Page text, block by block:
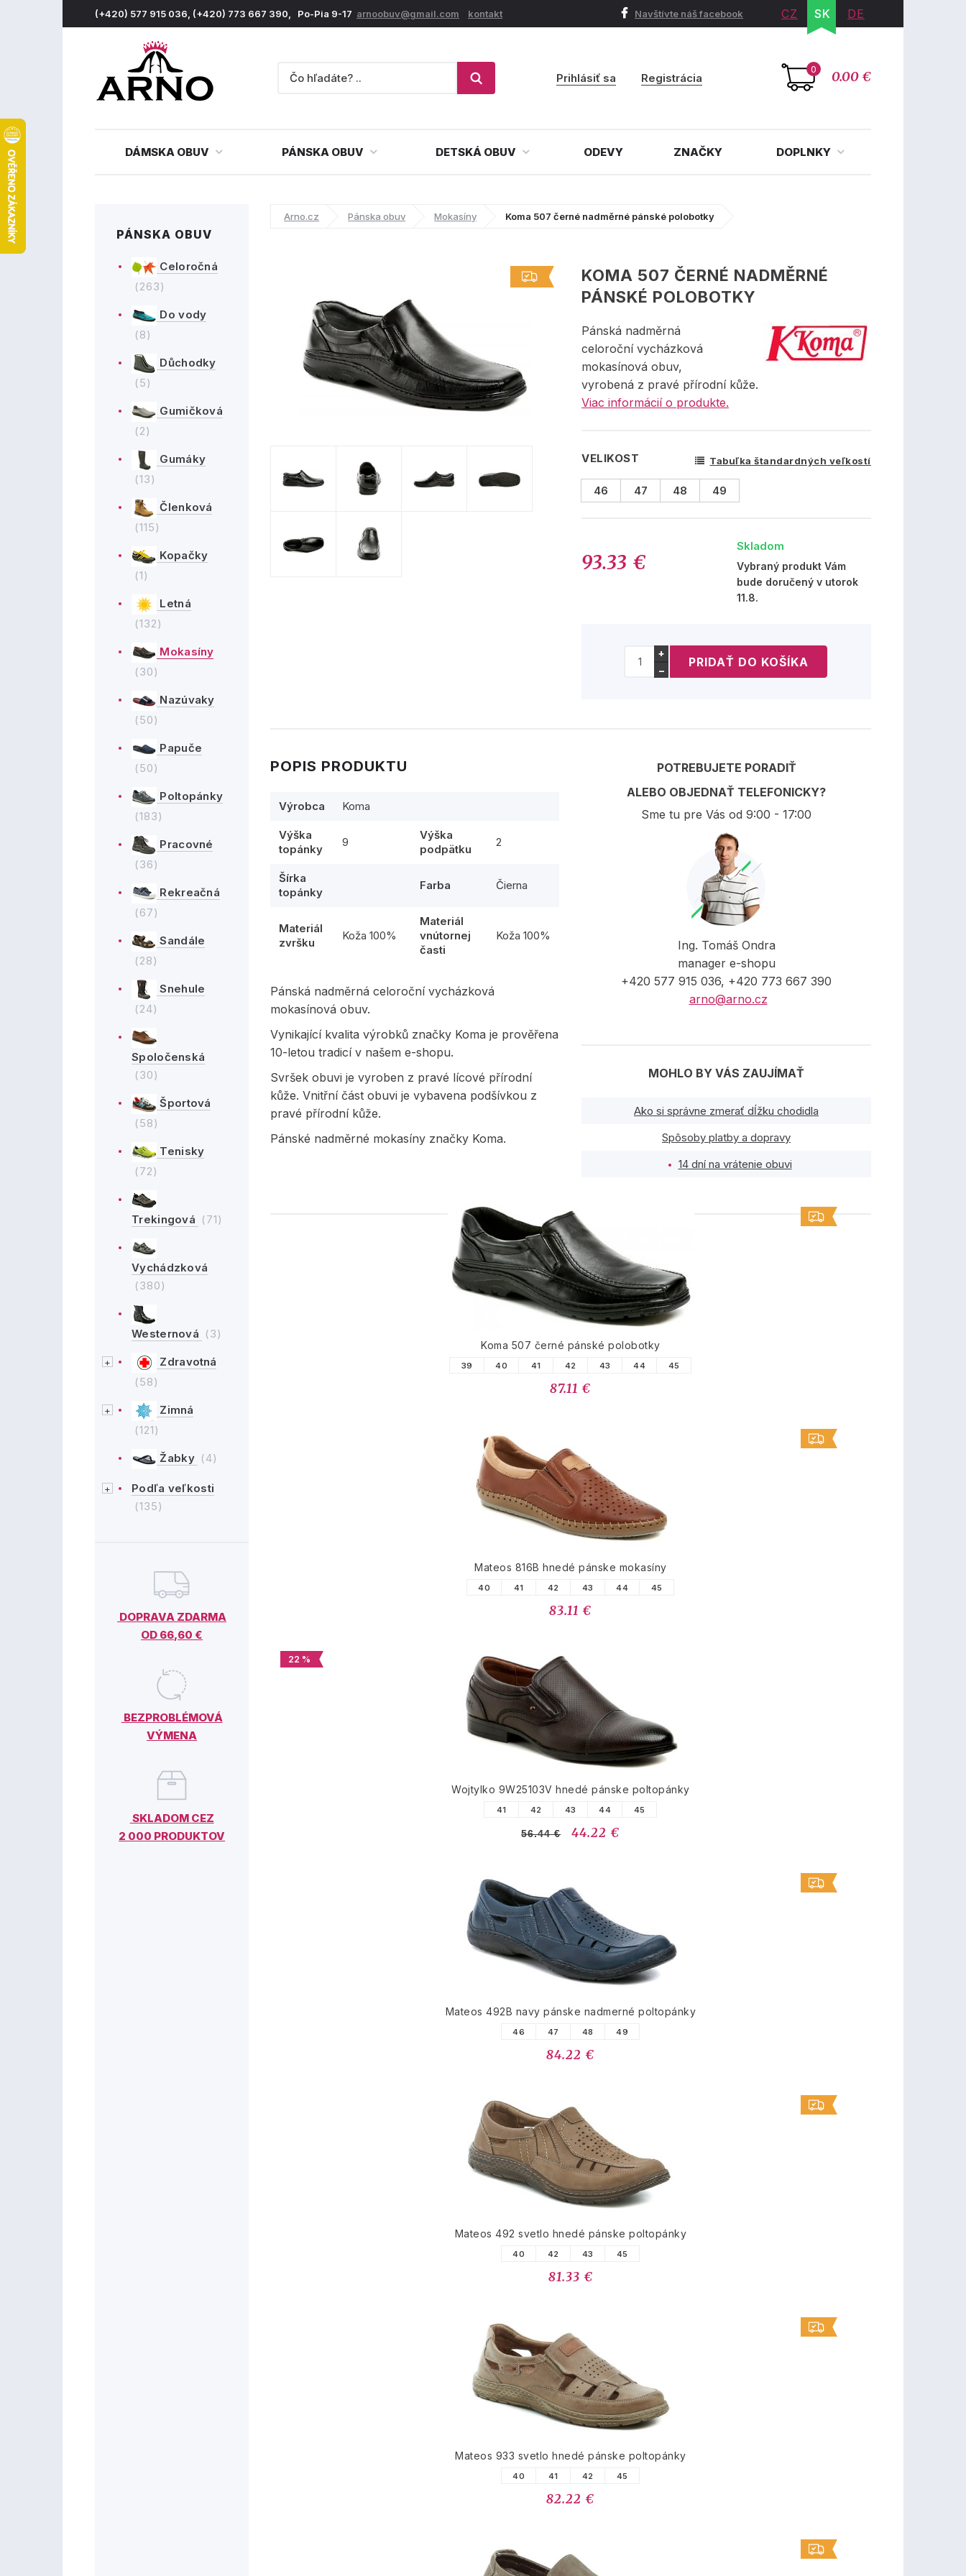
(+420) 577 915 036, (+420) 773 667 390, Po-Pia 9-17 arnoobuv@gmail.com kontakt Navštívte náš facebook CZ SK DE
0 0.00 €
Prihlásiť sa Registrácia
DÁMSKA OBUV PÁNSKA OBUV DETSKÁ OBUV ODEVY ZNAČKY DOPLNKY
PÁNSKA OBUV
Celoročná
(263)
Do vody
(8)
Důchodky
(5)
Gumičková
(2)
Gumáky
(13)
Členková
(115)
Kopačky
(1)
Letná
(132)
Mokasíny
(30)
Nazúvaky
(50)
Papuče
(50)
Poltopánky
(183)
Pracovné
(36)
Rekreačná
(67)
Sandále
(28)
Snehule
(24)
Spoločenská
(30)
Športová
(58)
Tenisky
(72)
Trekingová (71)
Vychádzková
(380)
Westernová (3)
Zdravotná
(58)
Zimná
(121)
Žabky (4)
Podľa veľkosti
(135)
DOPRAVA ZDARMA
OD 66,60 €
BEZPROBLÉMOVÁ
VÝMENA
SKLADOM CEZ
2 000 PRODUKTOV
Arno.cz Pánska obuv Mokasíny Koma 507 černé nadměrné pánské polobotky
KOMA 507 ČERNÉ NADMĚRNÉ
PÁNSKÉ POLOBOTKY
Pánská nadměrná
celoroční vycházková
mokasínová obuv,
vyrobená z pravé přírodní kůže.
Viac informácií o produkte.
VELIKOST Tabuľka štandardných veľkostí
46 47 48 49
93.33 €
Skladom
Vybraný produkt Vám
bude doručený v utorok
11.8.
+
−
POPIS PRODUKTU
Výrobca Koma
Výška
topánky
9
Výška
podpätku
2
Šírka
topánky
Farba Čierna
Materiál
zvršku
Koža 100%
Materiál
vnútornej
časti
Koža 100%
Pánská nadměrná celoroční vycházková
mokasínová obuv.
Vynikající kvalita výrobků značky Koma je prověřena
10-letou tradicí v našem e-shopu.
Svršek obuvi je vyroben z pravé lícové přírodní
kůže. Vnitřní část obuvi je vybavena podšívkou z
pravé přírodní kůže.
Pánské nadměrné mokasíny značky Koma.
POTREBUJETE PORADIŤ
ALEBO OBJEDNAŤ TELEFONICKY?
Sme tu pre Vás od 9:00 - 17:00
Ing. Tomáš Ondra
manager e-shopu
+420 577 915 036, +420 773 667 390
arno@arno.cz
MOHLO BY VÁS ZAUJÍMAŤ
Ako si správne zmerať dĺžku chodidla
Spôsoby platby a dopravy
14 dní na vrátenie obuvi
PODOBNÉ PRODUKTY
Koma 507 černé pánské polobotky
39 40 41 42 43 44 45
87.11 €
Mateos 816B hnedé pánske mokasíny
40 41 42 43 44 45
83.11 €
22 %
Wojtylko 9W25103V hnedé pánske poltopánky
41 42 43 44 45
56.44 € 44.22 €
Mateos 492B navy pánske nadmerné poltopánky
46 47 48 49
84.22 €
Mateos 492 svetlo hnedé pánske poltopánky
40 42 43 45
81.33 €
Mateos 933 svetlo hnedé pánske poltopánky
40 41 42 45
82.22 €